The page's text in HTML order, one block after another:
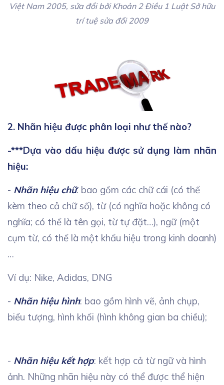
Việt Nam 2005, sửa đổi bởi Khoản 2 Điều 1 Luật Sở hữu
trí tuệ sửa đổi 2009
2. Nhãn hiệu được phân loại như thế nào?
-***Dựa vào dấu hiệu được sử dụng làm nhãn
hiệu:
- Nhãn hiệu chữ: bao gồm các chữ cái (có thể
kèm theo cả chữ số), từ (có nghĩa hoặc không có
nghĩa; có thể là tên gọi, từ tự đặt…), ngữ (một
cụm từ, có thể là một khẩu hiệu trong kinh doanh)
…
Ví dụ: Nike, Adidas, DNG
- Nhãn hiệu hình: bao gồm hình vẽ, ảnh chụp,
biểu tượng, hình khối (hình không gian ba chiều);
- Nhãn hiệu kết hợp: kết hợp cả từ ngữ và hình
ảnh. Những nhãn hiệu này có thể được thể hiện